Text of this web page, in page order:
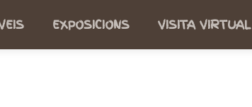
EXPOSICIONS VISITA VIRTUAL